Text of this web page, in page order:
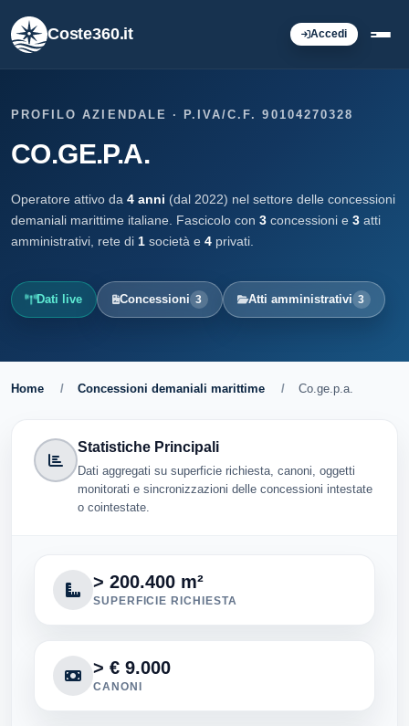
Coste360.it Accedi
PROFILO AZIENDALE · P.IVA/C.F. 90104270328
CO.GE.P.A.
Operatore attivo da 4 anni (dal 2022) nel settore delle concessioni
demaniali marittime italiane. Fascicolo con 3 concessioni e 3 atti
amministrativi, rete di 1 società e 4 privati.
Dati live Concessioni 3 Atti amministrativi 3
Home / Concessioni demaniali marittime / Co.ge.p.a.
Statistiche Principali
Dati aggregati su superficie richiesta, canoni, oggetti
monitorati e sincronizzazioni delle concessioni intestate
o cointestate.
> 200.400 m²
SUPERFICIE RICHIESTA
> € 9.000
CANONI